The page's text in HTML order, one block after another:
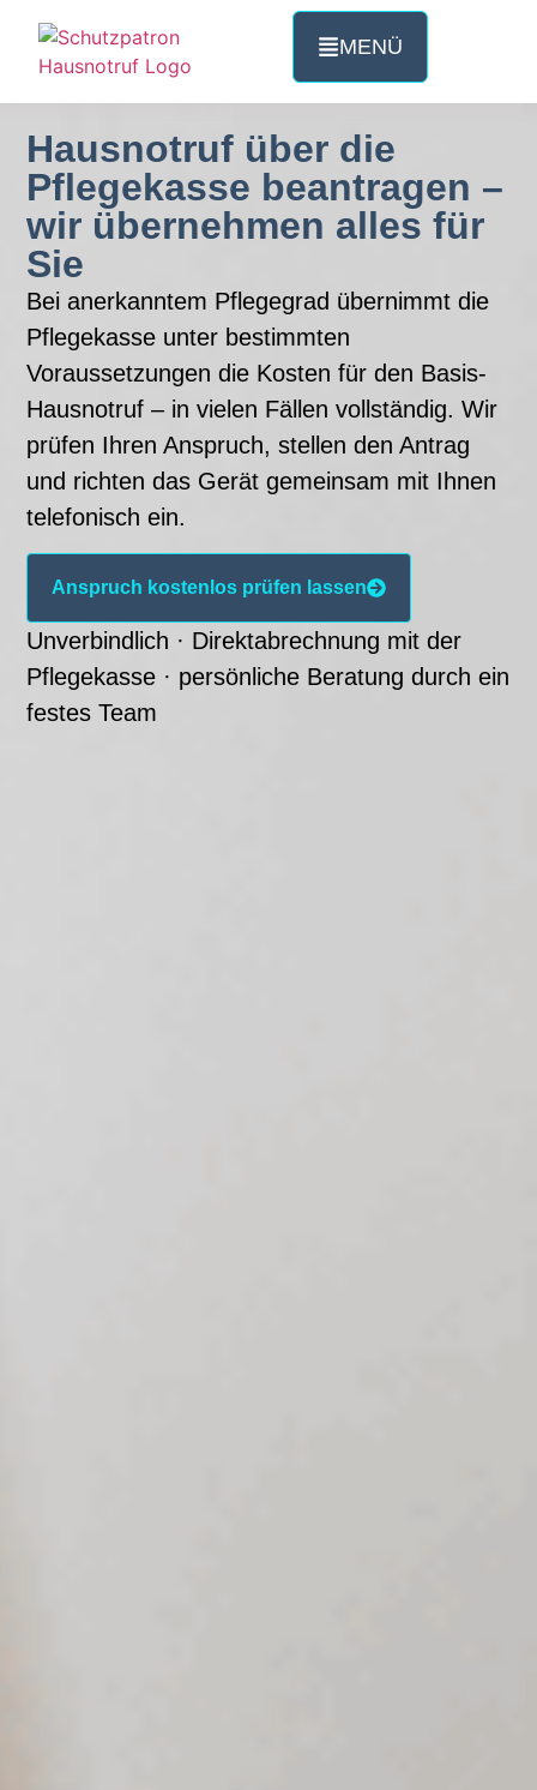
MENÜ
Hausnotruf über die
Pflegekasse beantragen –
wir übernehmen alles für
Sie
Bei anerkanntem Pflegegrad übernimmt die
Pflegekasse unter bestimmten
Voraussetzungen die Kosten für den Basis-
Hausnotruf – in vielen Fällen vollständig. Wir
prüfen Ihren Anspruch, stellen den Antrag
und richten das Gerät gemeinsam mit Ihnen
telefonisch ein.
Anspruch kostenlos prüfen lassen
Unverbindlich · Direktabrechnung mit der
Pflegekasse · persönliche Beratung durch ein
festes Team